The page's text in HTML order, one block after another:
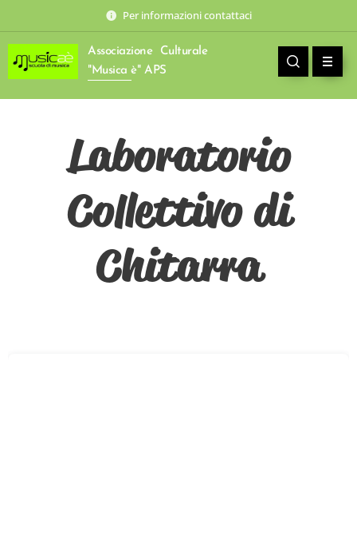
Per informazioni contattaci
Associazione Culturale
"Musica è" APS
Laboratorio
Collettivo di
Chitarra